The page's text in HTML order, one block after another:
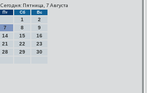
Сегодня: Пятница, 7 Августа
Пт Сб Вс
1
2
7 8
9
14 15
16
21 22
23
28 29
30